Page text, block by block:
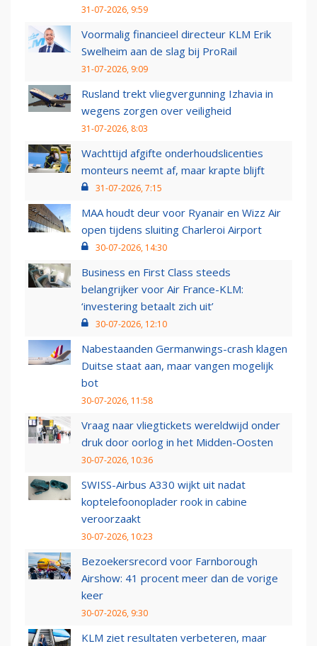
31-07-2026, 9:59
Voormalig financieel directeur KLM Erik
Swelheim aan de slag bij ProRail
31-07-2026, 9:09
Rusland trekt vliegvergunning Izhavia in
wegens zorgen over veiligheid
31-07-2026, 8:03
Wachttijd afgifte onderhoudslicenties
monteurs neemt af, maar krapte blijft
31-07-2026, 7:15
MAA houdt deur voor Ryanair en Wizz Air
open tijdens sluiting Charleroi Airport
30-07-2026, 14:30
Business en First Class steeds
belangrijker voor Air France-KLM:
‘investering betaalt zich uit’
30-07-2026, 12:10
Nabestaanden Germanwings-crash klagen
Duitse staat aan, maar vangen mogelijk
bot
30-07-2026, 11:58
Vraag naar vliegtickets wereldwijd onder
druk door oorlog in het Midden-Oosten
30-07-2026, 10:36
SWISS-Airbus A330 wijkt uit nadat
koptelefoonoplader rook in cabine
veroorzaakt
30-07-2026, 10:23
Bezoekersrecord voor Farnborough
Airshow: 41 procent meer dan de vorige
keer
30-07-2026, 9:30
KLM ziet resultaten verbeteren, maar